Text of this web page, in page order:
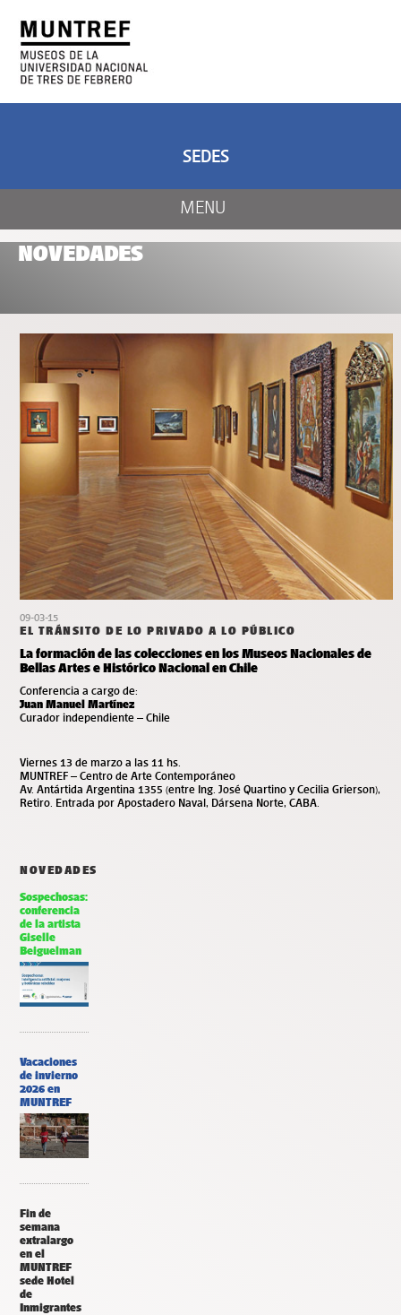
NOVEDADES
09-03-15
EL TRÁNSITO DE LO PRIVADO A LO PÚBLICO
La formación de las colecciones en los Museos Nacionales de
Bellas Artes e Histórico Nacional en Chile
Conferencia a cargo de:
Juan Manuel Martínez
Curador independiente – Chile
Viernes 13 de marzo a las 11 hs.
MUNTREF – Centro de Arte Contemporáneo
Av. Antártida Argentina 1355 (entre Ing. José Quartino y Cecilia Grierson),
Retiro. Entrada por Apostadero Naval, Dársena Norte, CABA.
NOVEDADES
Sospechosas:
conferencia
de la artista
Giselle
Beiguelman
Vacaciones
de invierno
2026 en
MUNTREF
Fin de
semana
extralargo
en el
MUNTREF
sede Hotel
de
Inmigrantes
MENU
SEDES
CENTRO DE ARTE
Y NATURALEZA
ARTE Y CIENCIA